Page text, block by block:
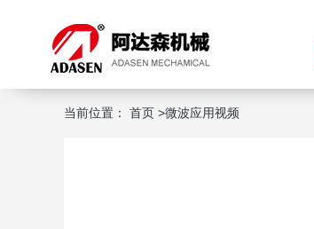
当前位置： 首页 >微波应用视频